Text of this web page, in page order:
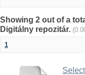
Showing 2 out of a
Digitálny repozitár.
1